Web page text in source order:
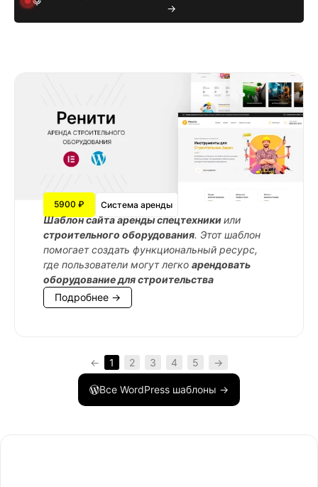
→
5900 ₽ Система аренды
Шаблон сайта аренды спецтехникиили
строительного оборудования. Этот шаблон
помогает создать функциональный ресурс,
где пользователи могут легко арендовать
оборудование для строительства
Подробнее →
← 1 2 3 4 5 →
Все WordPress шаблоны →